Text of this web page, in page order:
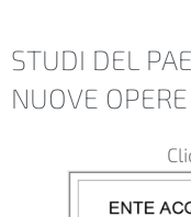
STUDI DEL
NUOVE OPERE